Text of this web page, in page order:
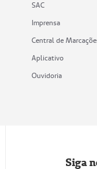
SAC
Imprensa
Central de
Aplicativo
Ouvidoria
Siga